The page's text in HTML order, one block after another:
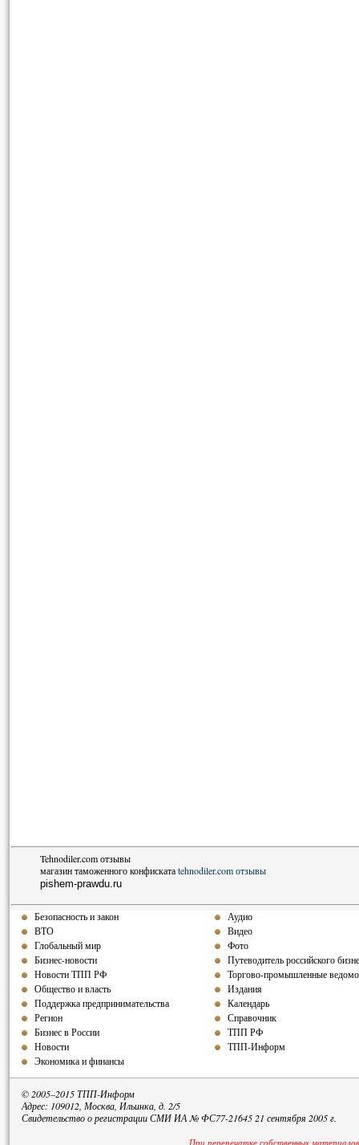
Tehnodiler.com отзывы
магазин таможенного конфискатаtehnodiler.com отзывы
pishem-prawdu.ru
Безопасность и закон
ВТО
Глобальный мир
Бизнес-новости
Новости ТПП РФ
Общество и власть
Поддержка предпринимательства
Регион
Бизнес в России
Новости
Экономика и финансы
Аудио
Видео
Фото
Путеводитель российского
Торгово-промышленные
Издания
Календарь
Справочник
ТПП РФ
ТПП-Информ
© 2005–2015 ТПП-Информ
Адрес: 109012, Москва, Ильинка, д. 2/5
Свидетельство о регистрации СМИ ИА № ФС77-21645 21 сентября 2005 г.
При перепечатке собственных